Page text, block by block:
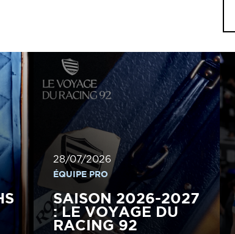
28/07/2026
ÉQUIPE PRO
SAISON 2026-2027
: LE VOYAGE DU
RACING 92